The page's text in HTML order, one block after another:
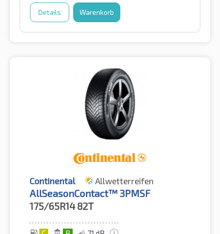
Details Warenkorb
Continental Allwetterreifen
AllSeasonContact™ 3PMSF
175/65R14 82T